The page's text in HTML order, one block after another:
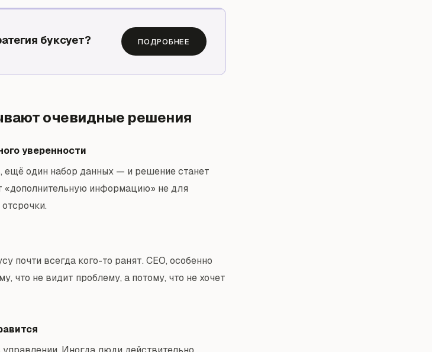
буксует? ПОДРОБНЕЕ
очевидные решения
уверенности
ещё один набор данных — и решение станет
«дополнительную информацию» не для
почти всегда кого-то ранят. CEO, особенно
что не видит проблему, а потому, что не хочет